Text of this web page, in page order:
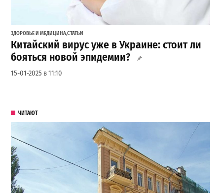
ЗДОРОВЬЕ И МЕДИЦИНА,СТАТЬИ
Китайский вирус уже в Украине: стоит ли
бояться новой эпидемии?
15-01-2025 в 11:10
ЧИТАЮТ